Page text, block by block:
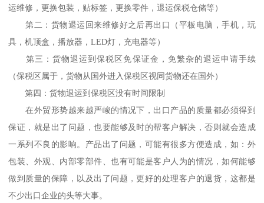
运维修，更换包装，贴标签，更换零件，退运保税仓储等）
第二：货物退运回来维修好之后再出口（平板电脑，手机，玩
具，机顶盒，播放器，LED灯，充电器等）
第三：货物退运到保税区免保证金，免繁杂的退运申请手续
（保税区属于，货物从国外进入保税区视同货物还在国外）
第四：货物退运到保税区没有时间限制
在外贸形势越来越严峻的情况下，出口产品的质量都必须得到
保证，就是出了问题，也要能够及时的帮客户解决，否则就会造成
一系列不良的影响。产品出了问题，可能有很多方便造成，如：外
包装、外观、内部零部件、也有可能是客户人为的情况，如何能够
做到质量的保障，以及出了问题，更好的处理客户的退货，这都是
不少出口企业的头等大事。